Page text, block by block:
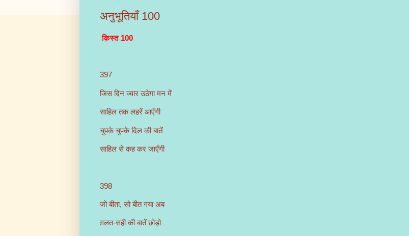
अनुभूतियाँ 100
क़िस्त 100
397
जिस दिन ज्वार उठेगा मन में
साहिल तक लहरें आएँगी
चुपके चुपके दिल की बातें
साहिल से कह कर जाएँगी
398
जो बीता, सो बीत गया अब
ग़लत-सही की बातें छोड़ो